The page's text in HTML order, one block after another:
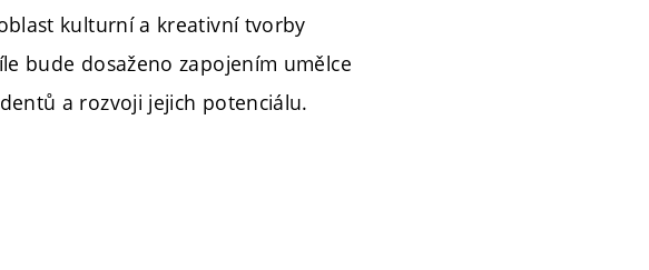
kulturní a kreativní tvorby
bude dosaženo zapojením umělce
a rozvoji jejich potenciálu.